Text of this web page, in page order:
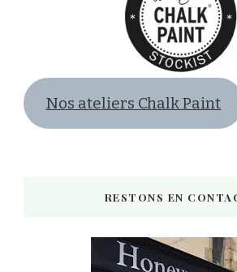
Nos ateliers Chalk Paint
RESTONS EN